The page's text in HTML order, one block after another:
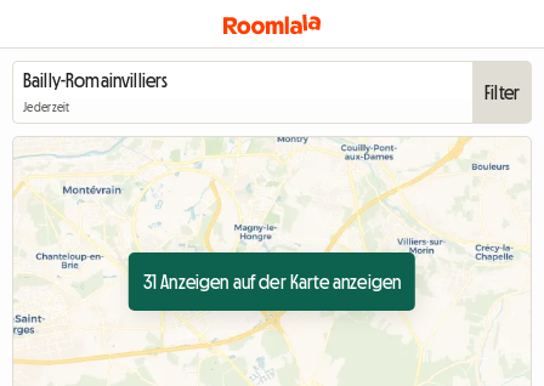
Jederzeit
Filter
31 Anzeigen auf der Karte anzeigen